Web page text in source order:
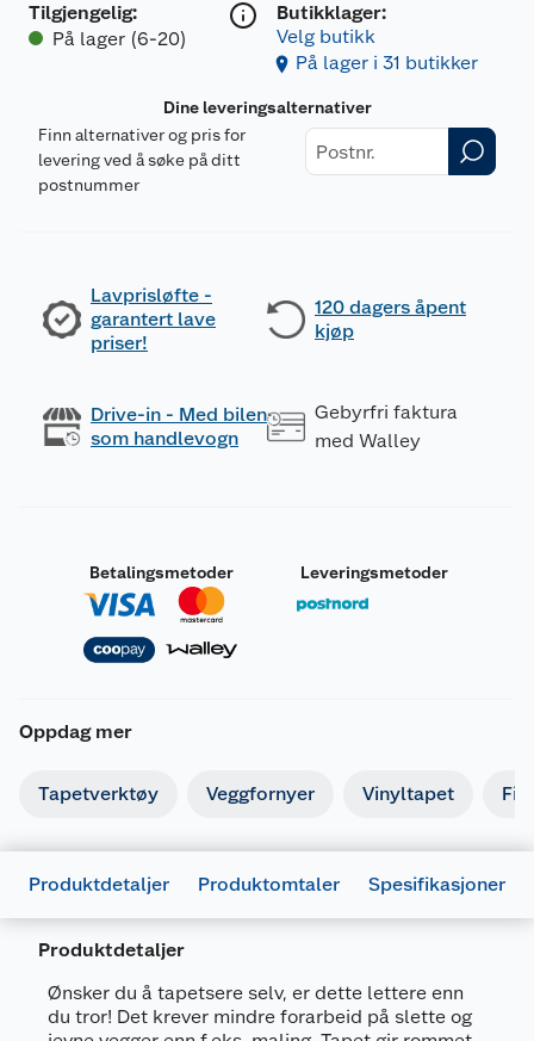
Tilgjengelig:
På lager (6-20)
Butikklager:
Velg butikk
På lager i 31 butikker
Dine leveringsalternativer
Finn alternativer og pris for
levering ved å søke på ditt
postnummer
Lavprisløfte -
garantert lave
priser!
120 dagers åpent
kjøp
Drive-in - Med bilen
som handlevogn
Gebyrfri faktura
med Walley
Betalingsmetoder Leveringsmetoder
Oppdag mer
Tapetverktøy Veggfornyer Vinyltapet
Produktdetaljer Produktomtaler Spesifikasjoner
Produktdetaljer
Ønsker du å tapetsere selv, er dette lettere enn
du tror! Det krever mindre forarbeid på slette og
Generelt